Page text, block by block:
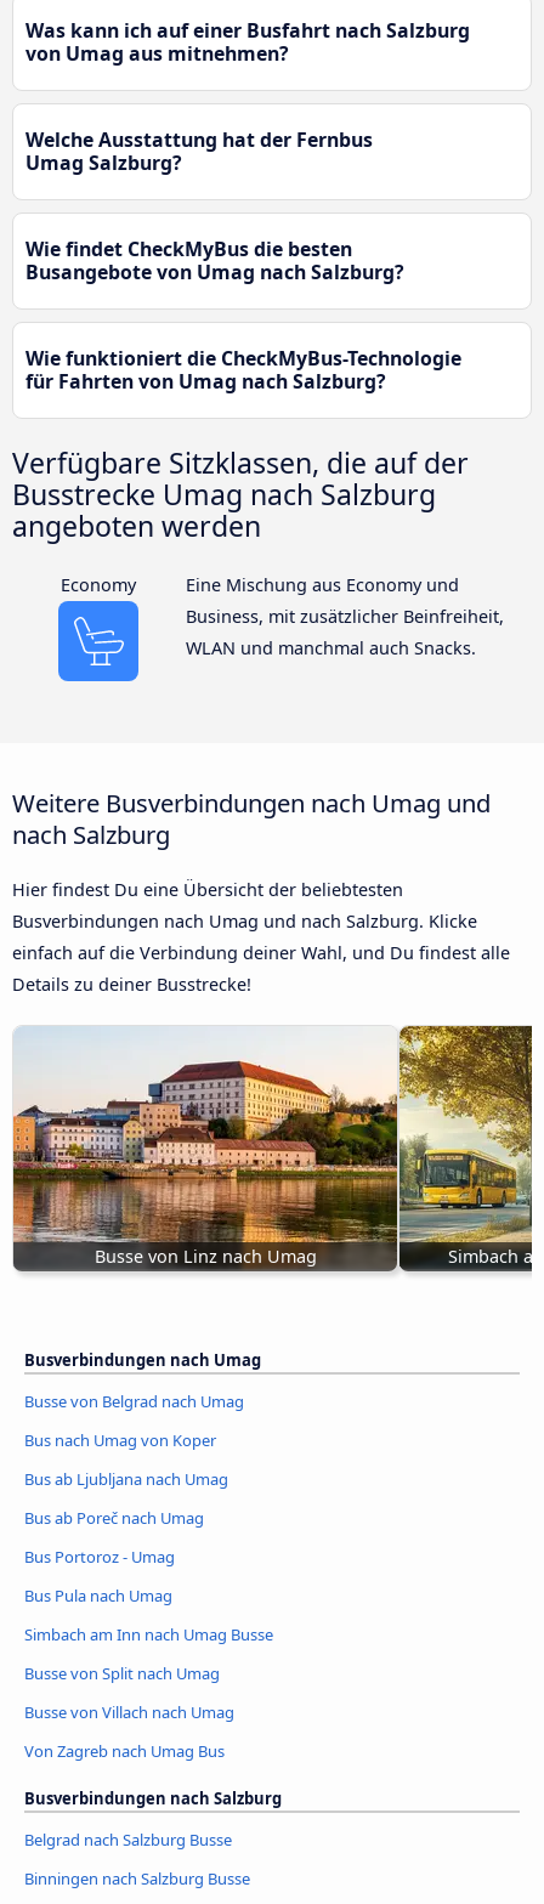
Was kann ich auf einer Busfahrt nach Salzburg
von Umag aus mitnehmen?
Welche Ausstattung hat der Fernbus
Umag Salzburg?
Wie findet CheckMyBus die besten
Busangebote von Umag nach Salzburg?
Wie funktioniert die CheckMyBus-Technologie
für Fahrten von Umag nach Salzburg?
Verfügbare Sitzklassen, die auf der
Busstrecke Umag nach Salzburg
angeboten werden
Economy
Eine Mischung aus Economy und
Business, mit zusätzlicher Beinfreiheit,
WLAN und manchmal auch Snacks.
Weitere Busverbindungen nach Umag und
nach Salzburg
Hier findest Du eine Übersicht der beliebtesten
Busverbindungen nach Umag und nach Salzburg. Klicke
einfach auf die Verbindung deiner Wahl, und Du findest alle
Details zu deiner Busstrecke!
Busse von Linz nach Umag Simbach
Busverbindungen nach Umag
Busse von Belgrad nach Umag
Bus nach Umag von Koper
Bus ab Ljubljana nach Umag
Bus ab Poreč nach Umag
Bus Portoroz - Umag
Bus Pula nach Umag
Simbach am Inn nach Umag Busse
Busse von Split nach Umag
Busse von Villach nach Umag
Von Zagreb nach Umag Bus
Busverbindungen nach Salzburg
Belgrad nach Salzburg Busse
Binningen nach Salzburg Busse